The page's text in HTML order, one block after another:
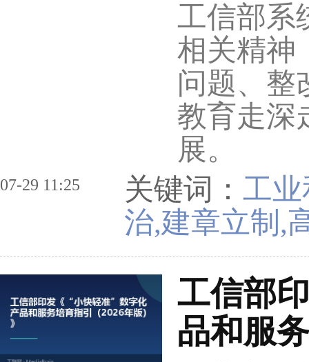
工信部系
相关精神
问题、整
教育走深
展。
07-29 11:25 关键词： 工
治,建章立制,
工信部
品和服